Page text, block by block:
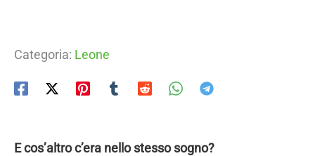
Categoria: Leone
E cos’altro c’era nello stesso sogno?